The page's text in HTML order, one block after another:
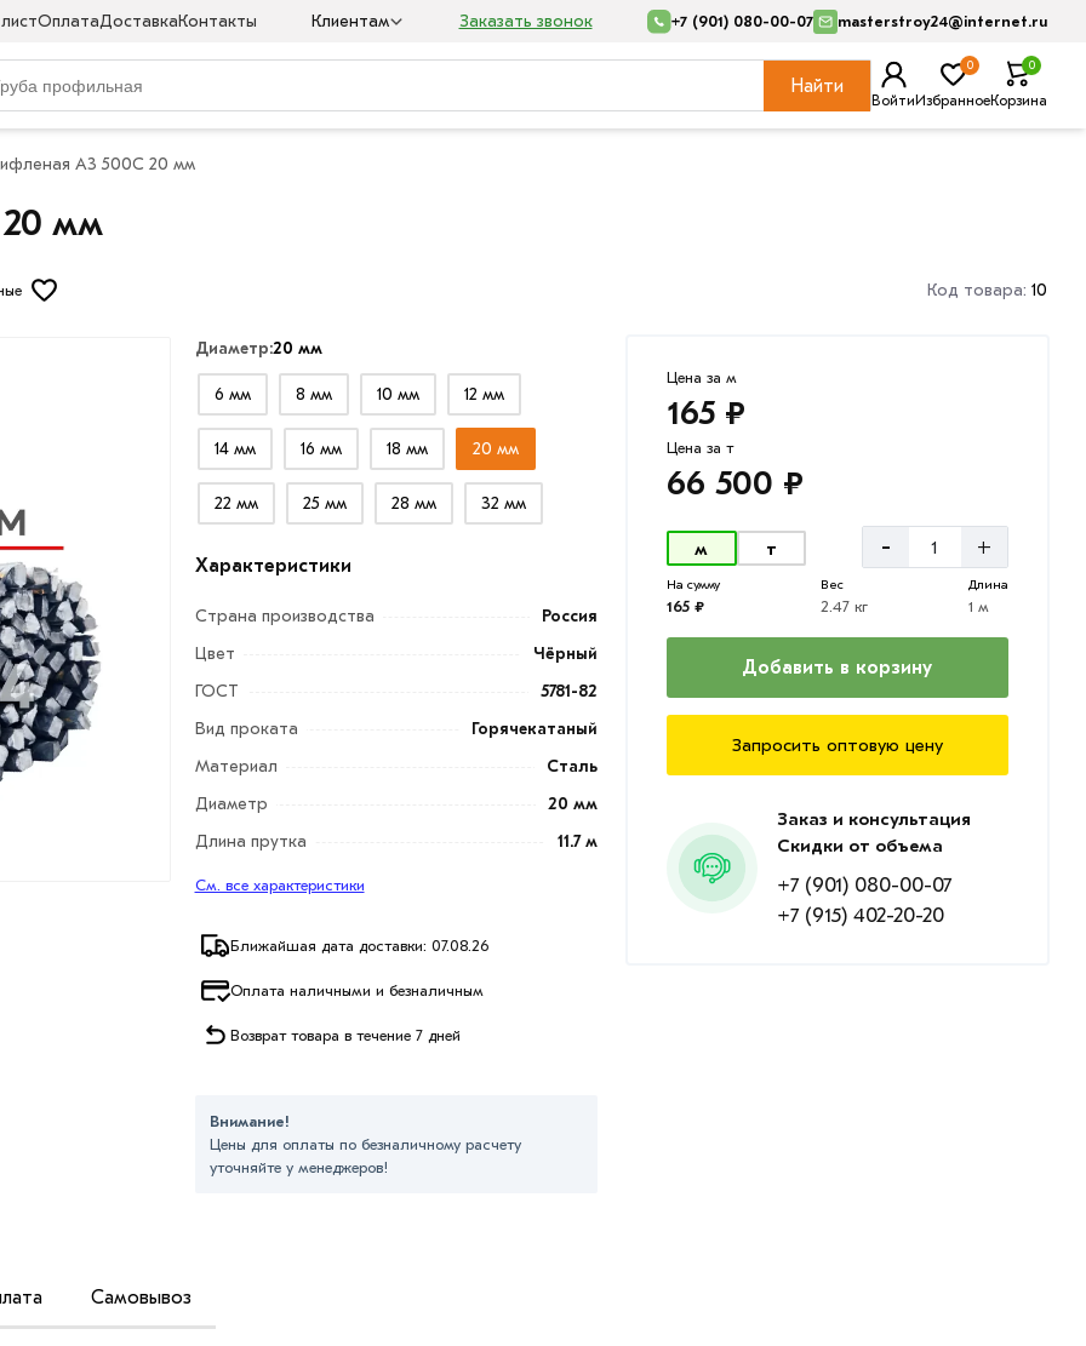
ОплатаДоставкаКонтакты Клиентам Заказать звонок +7 (901) 080-00-07 masterstroy24@internet.ru
Найти
ВойтиИзбранное
0
Корзина
0
А3 500С 20 мм
мм
Код товара: 10
Диаметр:20 мм
6 мм 8 мм 10 мм 12 мм
14 мм 16 мм 18 мм 20 мм
22 мм 25 мм 28 мм 32 мм
Характеристики
Страна производства
Россия
Цвет
Чёрный
ГОСТ
5781-82
Вид проката
Горячекатаный
Материал
Сталь
Диаметр
20 мм
Длина прутка
11.7 м
См. все характеристики
Ближайшая дата доставки: 07.08.26
Оплата наличными и безналичным
Возврат товара в течение 7 дней
Внимание!
Цены для оплаты по безналичному расчету
уточняйте у менеджеров!
Цена за м
165 ₽
Цена за т
66 500 ₽
м т - +
На сумму
165 ₽
Вес
2.47 кг
Длина
1 м
Добавить в корзину
Запросить оптовую цену
Заказ и консультация
Скидки от объема
+7 (901) 080-00-07
+7 (915) 402-20-20
Самовывоз
нагрузках при температуре ниже